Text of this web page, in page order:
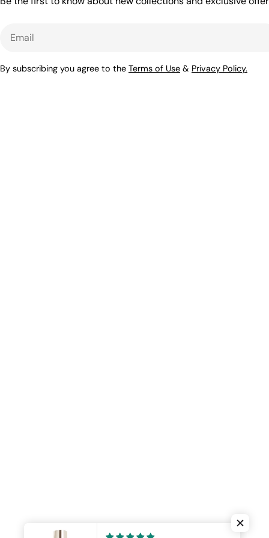
By subscribing you agree to the Terms of Use & Privacy Policy.